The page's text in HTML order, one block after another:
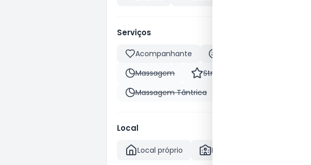
Serviços
Acompanhante
Massagem
Striptease
Massagem Tântrica
Local
Local próprio Hoteis e Motéis